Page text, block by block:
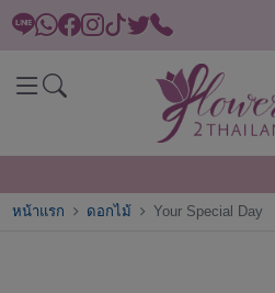
หน้าแรก ดอกไม้ Your Special Day